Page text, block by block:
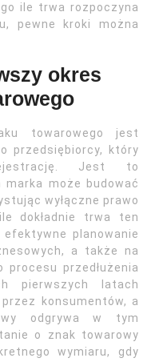
ile trwa rozpoczyna
pewne kroki można
okres
towarowego jest
przedsiębiorcy, który
Jest to
może budować
wyłączne prawo
dokładnie trwa ten
planowanie
a także na
procesu przedłużenia
pierwszych latach
konsumentów, a
odgrywa w tym
o znak towarowy
wymiaru, gdy